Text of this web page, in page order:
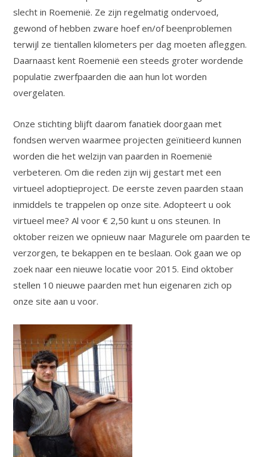
slecht in Roemenië. Ze zijn regelmatig ondervoed,
gewond of hebben zware hoef en/of beenproblemen
terwijl ze tientallen kilometers per dag moeten afleggen.
Daarnaast kent Roemenië een steeds groter wordende
populatie zwerfpaarden die aan hun lot worden
overgelaten.
Onze stichting blijft daarom fanatiek doorgaan met
fondsen werven waarmee projecten geïnitieerd kunnen
worden die het welzijn van paarden in Roemenië
verbeteren. Om die reden zijn wij gestart met een
virtueel adoptieproject. De eerste zeven paarden staan
inmiddels te trappelen op onze site. Adopteert u ook
virtueel mee? Al voor € 2,50 kunt u ons steunen. In
oktober reizen we opnieuw naar Magurele om paarden te
verzorgen, te bekappen en te beslaan. Ook gaan we op
zoek naar een nieuwe locatie voor 2015. Eind oktober
stellen 10 nieuwe paarden met hun eigenaren zich op
onze site aan u voor.